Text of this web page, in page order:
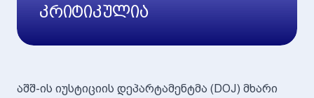
კრიტიკულია
აშშ-ის იუსტიციის დეპარტამენტმა (DOJ) მხარი